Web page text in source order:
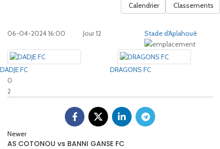
Calendrier
Classements
06-04-2024 16:00 Jour 12 Stade d'Aplahoué
DADJE FC
DRAGONS FC
0
2
Newer
AS COTONOU vs BANNI GANSE FC